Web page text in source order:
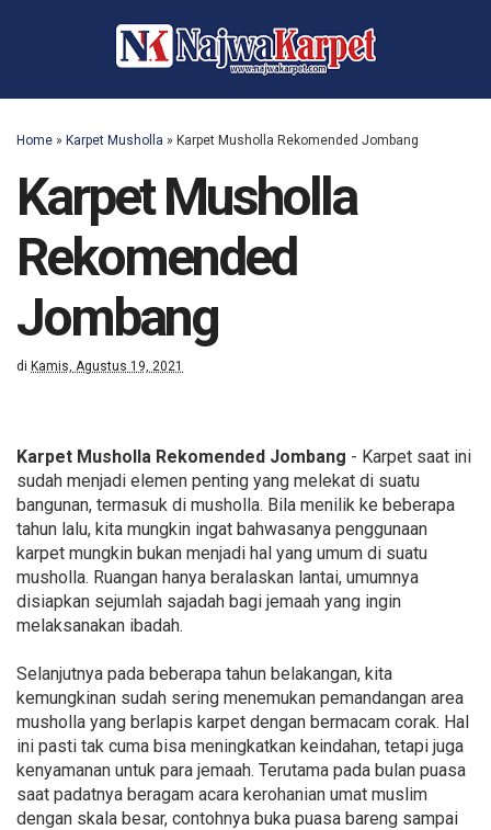
Home » Karpet Musholla » Karpet Musholla Rekomended Jombang
Karpet Musholla
Rekomended
Jombang
di Kamis, Agustus 19, 2021
Karpet Musholla Rekomended Jombang - Karpet saat ini
sudah menjadi elemen penting yang melekat di suatu
bangunan, termasuk di musholla. Bila menilik ke beberapa
tahun lalu, kita mungkin ingat bahwasanya penggunaan
karpet mungkin bukan menjadi hal yang umum di suatu
musholla. Ruangan hanya beralaskan lantai, umumnya
disiapkan sejumlah sajadah bagi jemaah yang ingin
melaksanakan ibadah.
Selanjutnya pada beberapa tahun belakangan, kita
kemungkinan sudah sering menemukan pemandangan area
musholla yang berlapis karpet dengan bermacam corak. Hal
ini pasti tak cuma bisa meningkatkan keindahan, tetapi juga
kenyamanan untuk para jemaah. Terutama pada bulan puasa
saat padatnya beragam acara kerohanian umat muslim
dengan skala besar, contohnya buka puasa bareng sampai